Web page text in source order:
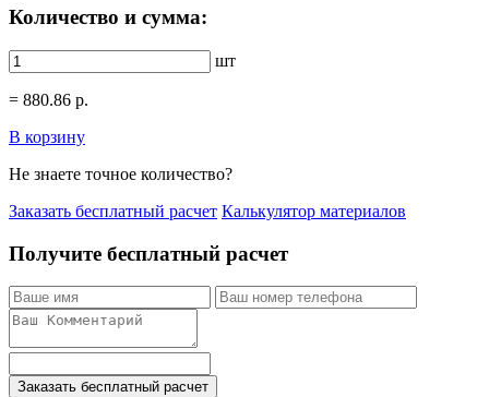
Количество и сумма:
шт
= 880.86 р.
В корзину
Не знаете точное количество?
Заказать бесплатный расчет Калькулятор материалов
Получите бесплатный расчет
Заказать бесплатный расчет